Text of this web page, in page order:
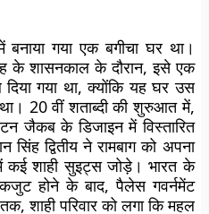
गया एक बगीचा घर था।
के शासनकाल के दौरान, इसे एक
गया था, क्योंकि यह घर उस
20 वीं शताब्दी की शुरुआत में,
जैकब के डिजाइन में विस्तारित
सिंह द्वितीय ने रामबाग को अपना
कई शाही सुइट्स जोड़े। भारत के
होने के बाद, पैलेस गवर्नमेंट
शाही परिवार को लगा कि महल